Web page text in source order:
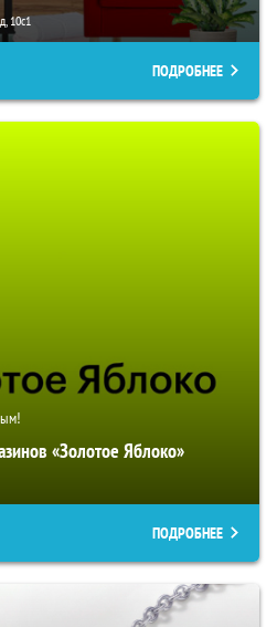
10с1
ПОДРОБНЕЕ
«Золотое Яблоко»
ПОДРОБНЕЕ